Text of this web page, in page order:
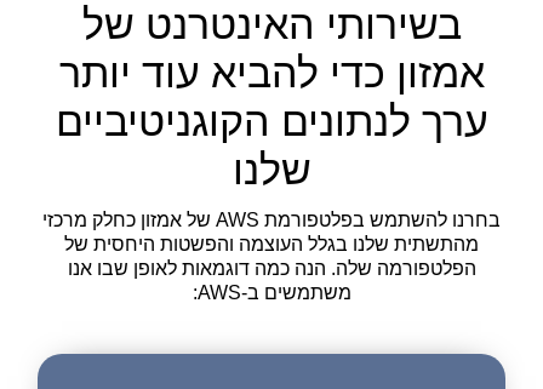
בשירותי האינטרנט של
אמזון כדי להביא עוד יותר
ערך לנתונים הקוגניטיביים
שלנו
בחרנו להשתמש בפלטפורמת AWS של אמזון כחלק מרכזי
מהתשתית שלנו בגלל העוצמה והפשטות היחסית של
הפלטפורמה שלה. הנה כמה דוגמאות לאופן שבו אנו
משתמשים ב-AWS: